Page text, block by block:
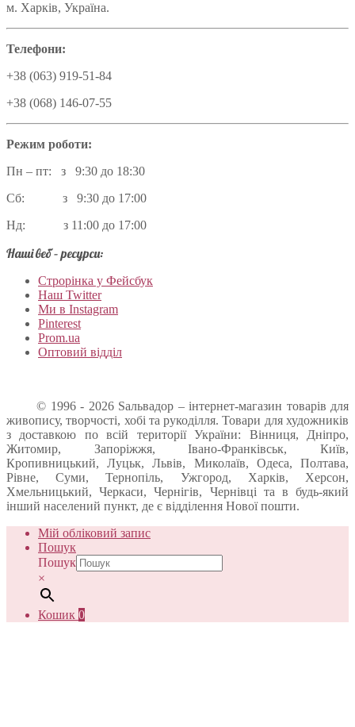
м. Харків, Україна.
Телефони:
+38 (063) 919-51-84
+38 (068) 146-07-55
Режим роботи:
Пн – пт: з 9:30 до 18:30
Сб: з 9:30 до 17:00
Нд: з 11:00 до 17:00
Наші веб – ресурси:
Строрінка у Фейсбук
Наш Twitter
Ми в Instagram
Pinterest
Prom.ua
Оптовий відділ
© 1996 - 2026 Sальвадор – інтернет-магазин товарів для
живопису, творчості, хобі та рукоділля. Товари для художників
з доставкою по всій території України: Вінниця, Дніпро,
Житомир, Запоріжжя, Івано-Франківськ, Київ,
Кропивницький, Луцьк, Львів, Миколаїв, Одеса, Полтава,
Рівне, Суми, Тернопіль, Ужгород, Харків, Херсон,
Хмельницький, Черкаси, Чернігів, Чернівці та в будь-який
інший населений пункт, де є відділення Нової пошти.
Мій обліковий запис
Пошук
Пошук
×
Кошик 0